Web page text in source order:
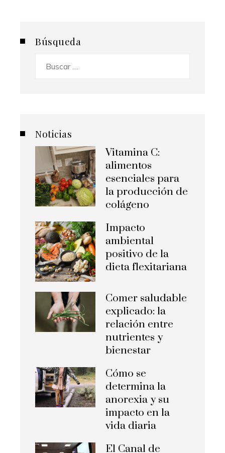
Búsqueda
Noticias
Vitamina C:
alimentos
esenciales para
la producción de
colágeno
Impacto
ambiental
positivo de la
dieta flexitariana
Comer saludable
explicado: la
relación entre
nutrientes y
bienestar
Cómo se
determina la
anorexia y su
impacto en la
vida diaria
El Canal de